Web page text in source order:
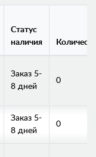
Статус
наличия
Заказ 5-
8 дней
0
Заказ 5-
8 дней
0